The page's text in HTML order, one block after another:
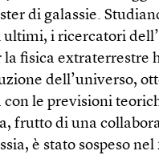
di galassie.
ultimi, i ricercatori
la fisica extraterrestre
dell’universo,
le previsioni
frutto di una
è stato sospeso nel